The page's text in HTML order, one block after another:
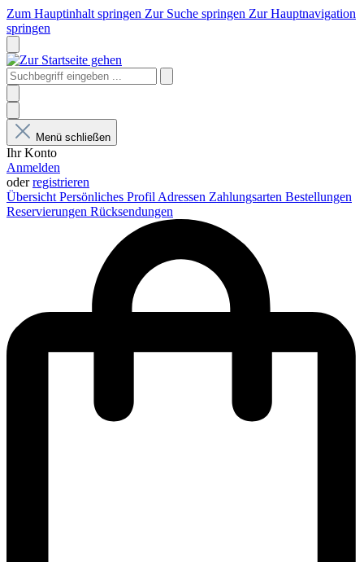
Zum Hauptinhalt springen Zur Suche springen Zur Hauptnavigation
springen
Menü schließen
Ihr Konto
Anmelden
oderregistrieren
Übersicht Persönliches Profil Adressen Zahlungsarten Bestellungen
Reservierungen Rücksendungen